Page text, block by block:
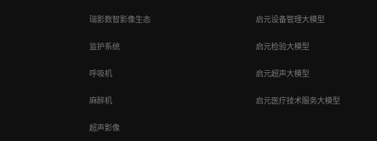
瑞影数智影像生态
监护系统
呼吸机
麻醉机
超声影像
启元设备管理大模型
启元检验大模型
启元超声大模型
启元医疗技术服务大模型